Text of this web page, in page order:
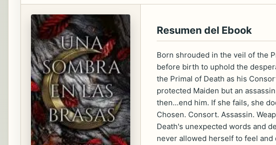
Resumen del Ebook
Born shrouded in the veil of the
before birth to uphold the
the Primal of Death as his
protected Maiden but an
then...end him. If she fails, she
Chosen. Consort. Assassin.
Death's unexpected words and
never allowed herself to feel